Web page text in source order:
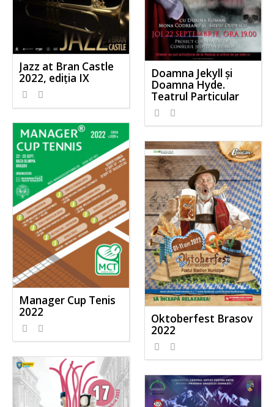
Doamna Jekyll și
Doamna Hyde.
Teatrul Particular
Jazz at Bran Castle
2022, ediția IX
Manager Cup Tenis
2022
Oktoberfest Brasov
2022